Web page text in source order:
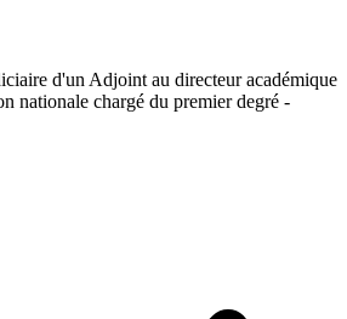
d'un Adjoint au directeur académique
nationale chargé du premier degré -